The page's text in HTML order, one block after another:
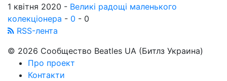
1 квітня 2020 - Великі радощі маленького
колекціонера - 0 - 0
RSS-лента
© 2026 Сообщество Beatles UA (Битлз Украина)
Про проект
Контакти